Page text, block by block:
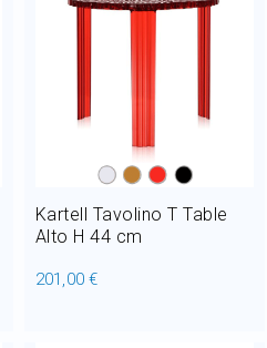
Kartell Tavolino T Table
Alto H 44 cm
201,00 €